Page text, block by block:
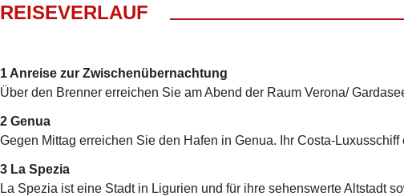
REISEVERLAUF
1 Anreise zur Zwischenübernachtung
Über den Brenner erreichen Sie am Abend der Raum Verona/
2 Genua
Gegen Mittag erreichen Sie den Hafen in Genua. Ihr Costa-Luxusschiff
3 La Spezia
La Spezia ist eine Stadt in Ligurien und für ihre sehenswerte Altstadt